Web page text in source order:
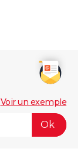
Voir un exemple